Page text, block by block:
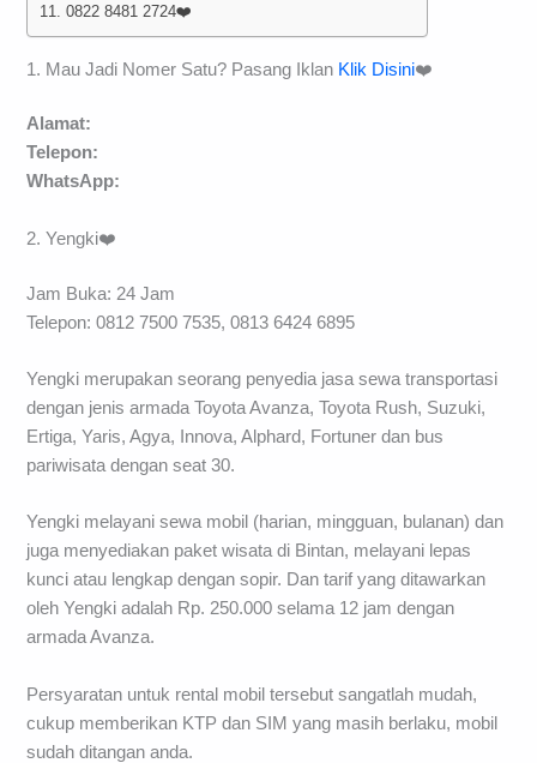
11. 0822 8481 2724❤️
1. Mau Jadi Nomer Satu? Pasang Iklan Klik Disini❤️
Alamat:
Telepon:
WhatsApp:
2. Yengki❤️
Jam Buka: 24 Jam
Telepon: 0812 7500 7535, 0813 6424 6895
Yengki merupakan seorang penyedia jasa sewa transportasi
dengan jenis armada Toyota Avanza, Toyota Rush, Suzuki,
Ertiga, Yaris, Agya, Innova, Alphard, Fortuner dan bus
pariwisata dengan seat 30.
Yengki melayani sewa mobil (harian, mingguan, bulanan) dan
juga menyediakan paket wisata di Bintan, melayani lepas
kunci atau lengkap dengan sopir. Dan tarif yang ditawarkan
oleh Yengki adalah Rp. 250.000 selama 12 jam dengan
armada Avanza.
Persyaratan untuk rental mobil tersebut sangatlah mudah,
cukup memberikan KTP dan SIM yang masih berlaku, mobil
sudah ditangan anda.